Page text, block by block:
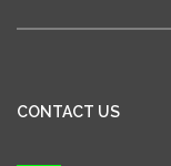
CONTACT US